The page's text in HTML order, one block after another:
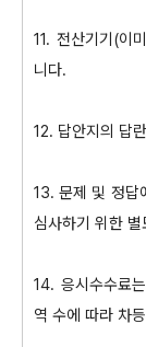
11. 전산기기(이
니다.
12. 답안지의 답
13. 문제 및 정답
심사하기 위한
14. 응시수수료
역 수에 따라 차